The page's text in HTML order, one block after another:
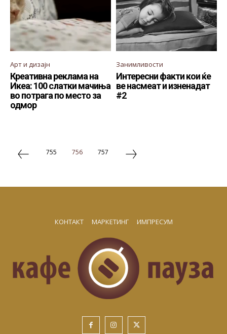
Арт и дизајн
Креативна реклама на
Икеа: 100 слатки мачиња
во потрага по место за
одмор
Занимливости
Интересни факти кои ќе
ве насмеат и изненадат
#2
755 756 757
КОНТАКТ МАРКЕТИНГ ИМПРЕСУМ